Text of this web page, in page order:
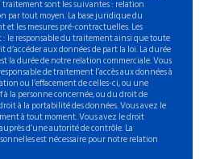
traitement sont les suivantes : relation
par tout moyen. La base juridique du
les mesures pré-contractuelles. Les
: le responsable du traitement ainsi que toute
aux données de part la loi. La durée
la durée de notre relation commerciale. Vous
de traitement l’accès aux données à
ou l’effacement de celles-ci, ou une
la personne concernée, ou du droit de
à la portabilité des données. Vous avez le
à tout moment. Vous avez le droit
d’une autorité de contrôle. La
est nécessaire pour notre relation